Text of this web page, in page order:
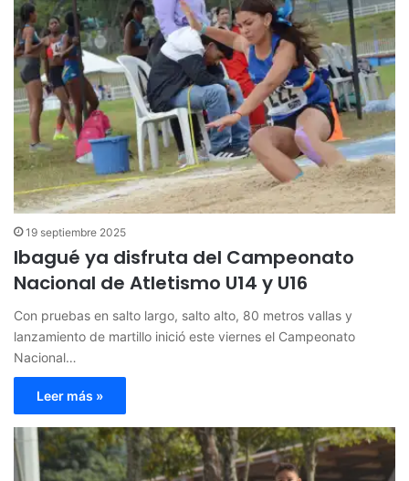
19 septiembre 2025
Ibagué ya disfruta del Campeonato
Nacional de Atletismo U14 y U16
Con pruebas en salto largo, salto alto, 80 metros vallas y
lanzamiento de martillo inició este viernes el Campeonato
Nacional…
Leer más »